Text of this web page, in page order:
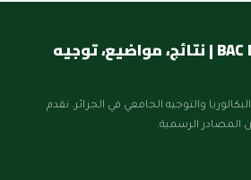
🎓 بكالوريا BAC DZ 2026 | نتائج، مواضيع، توجيه
والتوجيه الجامعي في الجزائر. نقدم
المصادر الرسمية.